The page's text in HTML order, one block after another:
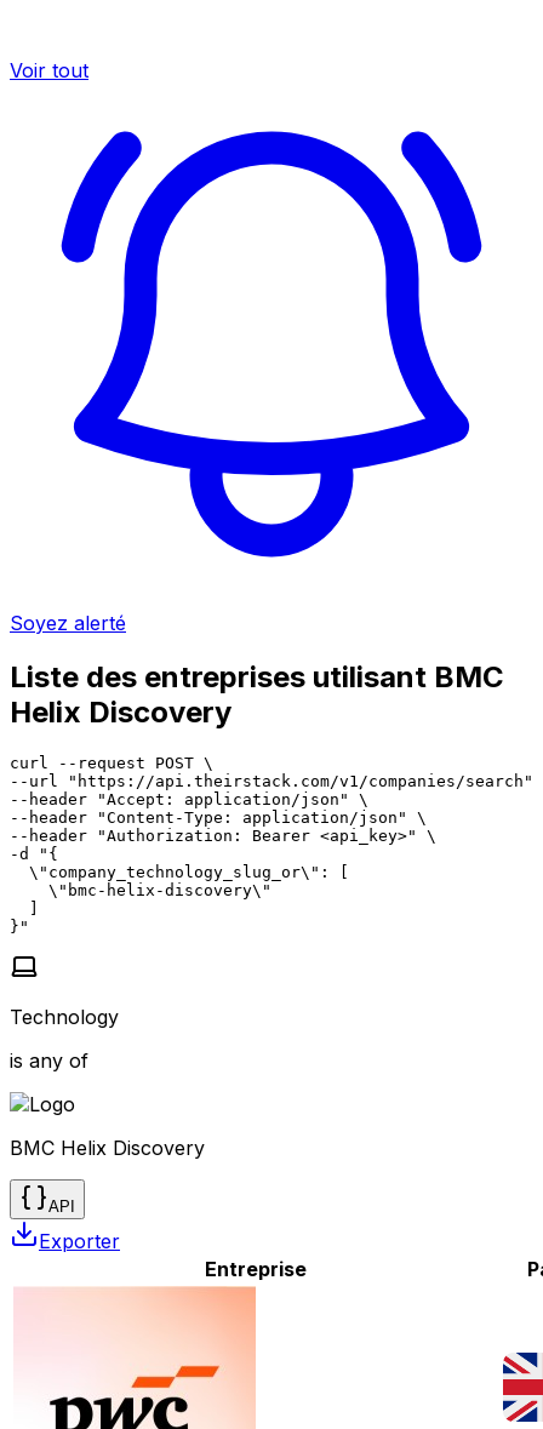
Voir tout
Soyez alerté
Liste des entreprises utilisant BMC
Helix Discovery
curl --request POST \
--url "https://api.theirstack.com/v1/companies/search"
--header "Accept: application/json" \
--header "Content-Type: application/json" \
--header "Authorization: Bearer <api_key>" \
-d "{
  \"company_technology_slug_or\": [
    \"bmc-helix-discovery\"
  ]
}"
Technology
is any of
BMC Helix Discovery
API
Exporter
Entreprise